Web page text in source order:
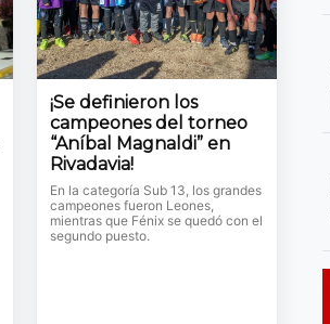
¡Se definieron los
campeones del torneo
“Aníbal Magnaldi” en
Rivadavia!
En la categoría Sub 13, los grandes
campeones fueron Leones,
mientras que Fénix se quedó con el
segundo puesto.